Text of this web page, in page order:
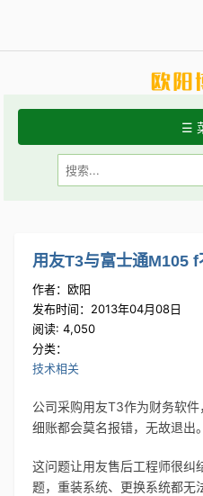
日积月累Linux摘要技术相关学习笔
☰
常用
用友T3与富士通M105 f
作者：欧阳
发布时间：2013年04月08日
阅读: 4,050
分类：
技术相关
公司采购用友T3作为财务软
细账都会莫名报错，无故退出。
这问题让用友售后工程师很纠
题，重装系统、更换系统都无